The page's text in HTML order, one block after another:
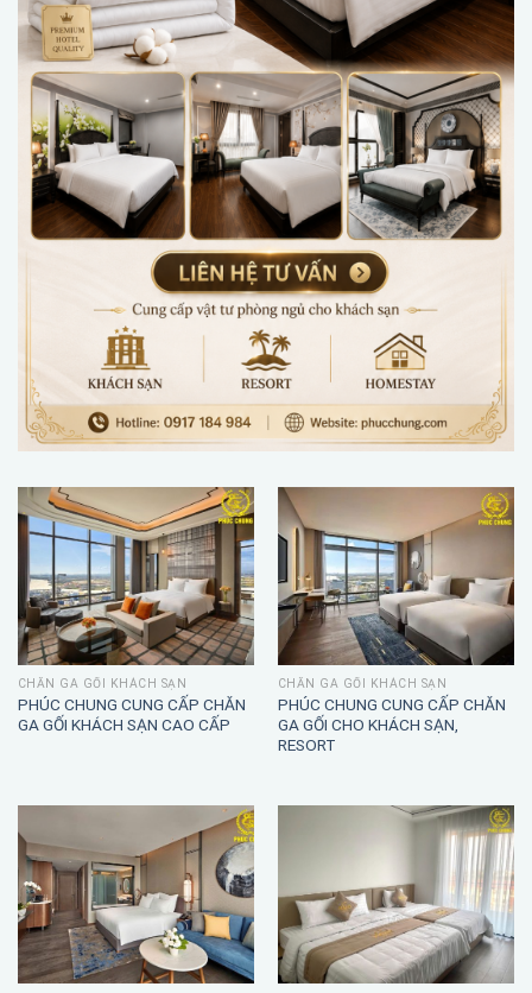
CHĂN GA GỐI KHÁCH SẠN
PHÚC CHUNG CUNG CẤP CHĂN
GA GỐI KHÁCH SẠN CAO CẤP
CHĂN GA GỐI KHÁCH SẠN
PHÚC CHUNG CUNG CẤP CHĂN
GA GỐI CHO KHÁCH SẠN,
RESORT